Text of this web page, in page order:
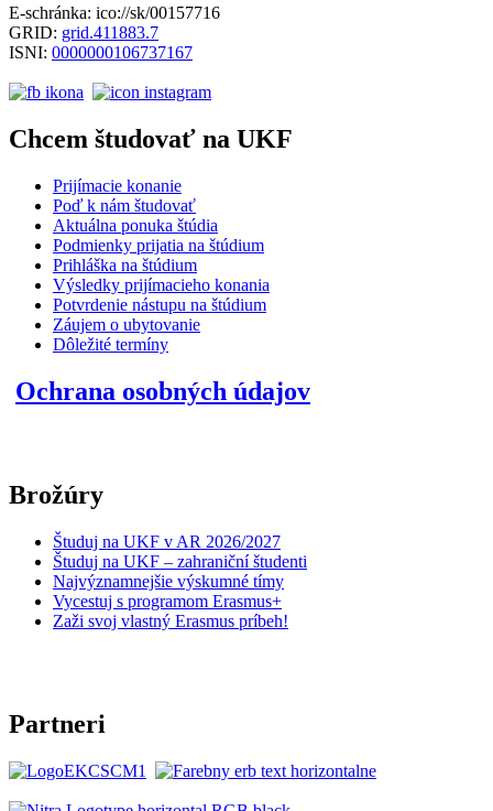
E-schránka: ico://sk/00157716
GRID: grid.411883.7
ISNI: 0000000106737167
Chcem študovať na UKF
Prijímacie konanie
Poď k nám študovať
Aktuálna ponuka štúdia
Podmienky prijatia na štúdium
Prihláška na štúdium
Výsledky prijímacieho konania
Potvrdenie nástupu na štúdium
Záujem o ubytovanie
Dôležité termíny
Ochrana osobných údajov
Brožúry
Študuj na UKF v AR 2026/2027
Študuj na UKF – zahraniční študenti
Najvýznamnejšie výskumné tímy
Vycestuj s programom Erasmus+
Zaži svoj vlastný Erasmus príbeh!
Partneri